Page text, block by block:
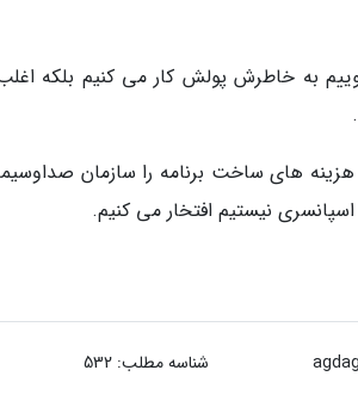
به خاطرش پولش کار می کنیم بلکه
های ساخت برنامه را سازمان
نیستیم افتخار می کنیم.
شناسه مطلب: 532